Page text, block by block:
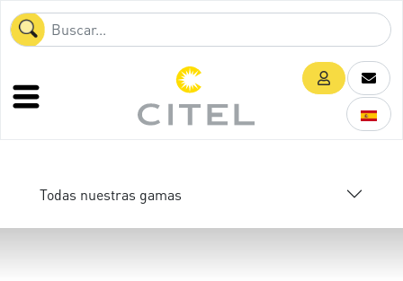
Todas nuestras gamas